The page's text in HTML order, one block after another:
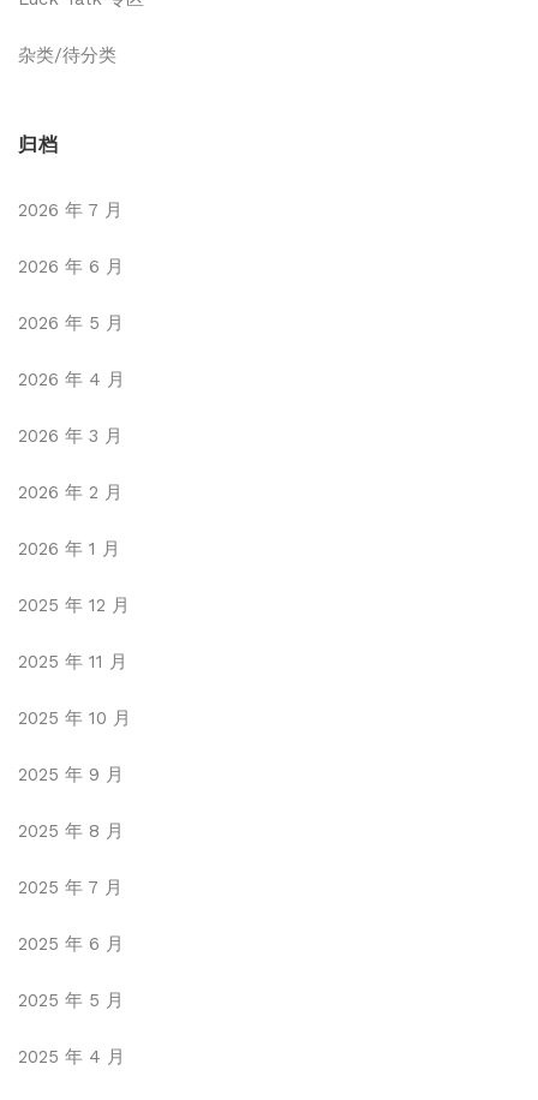
杂类/待分类
归档
2026 年 7 月
2026 年 6 月
2026 年 5 月
2026 年 4 月
2026 年 3 月
2026 年 2 月
2026 年 1 月
2025 年 12 月
2025 年 11 月
2025 年 10 月
2025 年 9 月
2025 年 8 月
2025 年 7 月
2025 年 6 月
2025 年 5 月
2025 年 4 月